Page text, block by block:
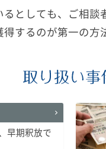
刑事事件でお困り
家族が逮捕さ
刑事事件の
としても、ご相談
するのが第一の方
早期釈放で